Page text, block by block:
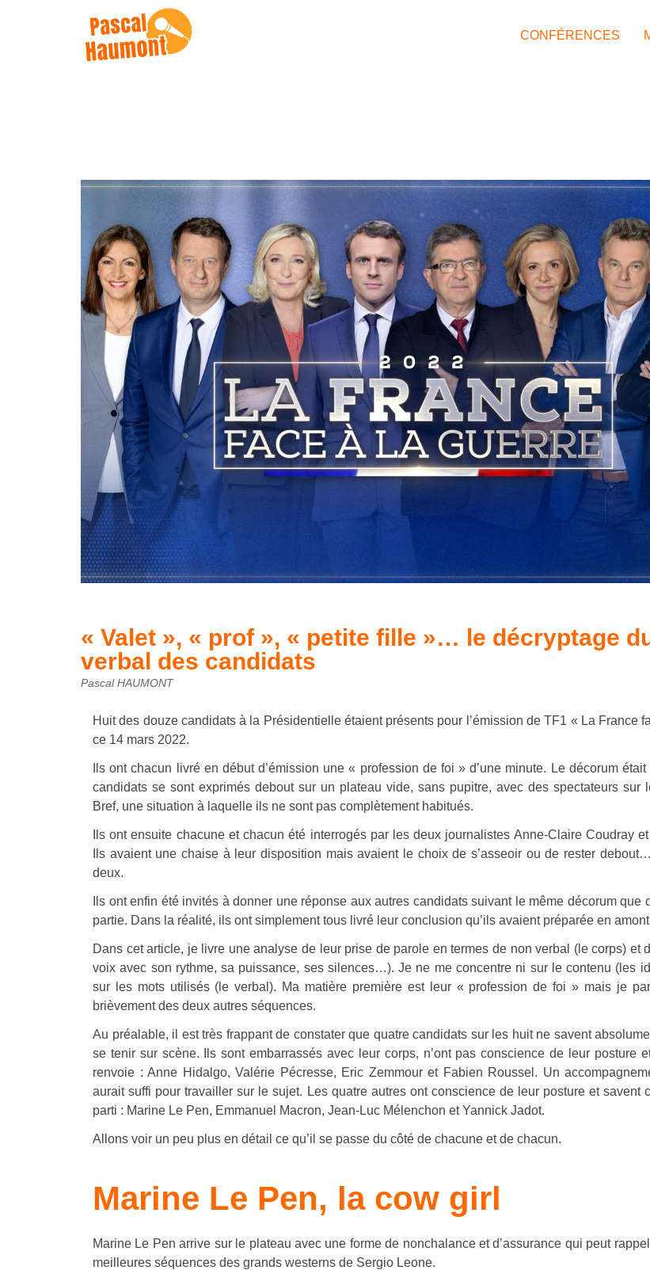
CONFÉRENCES
« Valet »​, « prof »​, « petite fille »​… le décryptage
verbal des candidats
Pascal HAUMONT
Huit des douze candidats à la Présidentielle étaient présents pour l’émission de TF1 « La France
ce 14 mars 2022.
Ils ont chacun livré en début d’émission une « profession de foi » d’une minute. Le décorum
candidats se sont exprimés debout sur un plateau vide, sans pupitre, avec des spectateurs sur
Bref, une situation à laquelle ils ne sont pas complètement habitués.
Ils ont ensuite chacune et chacun été interrogés par les deux journalistes Anne-Claire Coudray
Ils avaient une chaise à leur disposition mais avaient le choix de s’asseoir ou de rester
deux.
Ils ont enfin été invités à donner une réponse aux autres candidats suivant le même décorum que
partie. Dans la réalité, ils ont simplement tous livré leur conclusion qu’ils avaient préparée en
Dans cet article, je livre une analyse de leur prise de parole en termes de non verbal (le corps) et
voix avec son rythme, sa puissance, ses silences…). Je ne me concentre ni sur le contenu (les
sur les mots utilisés (le verbal). Ma matière première est leur « profession de foi » mais je
brièvement des deux autres séquences.
Au préalable, il est très frappant de constater que quatre candidats sur les huit ne savent
se tenir sur scène. Ils sont embarrassés avec leur corps, n’ont pas conscience de leur posture
renvoie : Anne Hidalgo, Valérie Pécresse, Eric Zemmour et Fabien Roussel. Un
aurait suffi pour travailler sur le sujet. Les quatre autres ont conscience de leur posture et savent
parti : Marine Le Pen, Emmanuel Macron, Jean-Luc Mélenchon et Yannick Jadot.
Allons voir un peu plus en détail ce qu’il se passe du côté de chacune et de chacun.
Marine Le Pen, la cow girl
Marine Le Pen arrive sur le plateau avec une forme de nonchalance et d’assurance qui peut
meilleures séquences des grands westerns de Sergio Leone.